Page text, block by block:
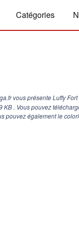
Catégories
vous présente Luffy
KB . Vous pouvez
pouvez également le